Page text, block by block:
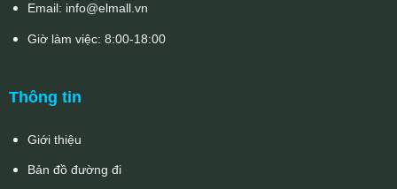
Email: info@elmall.vn
Giờ làm việc: 8:00-18:00
Thông tin
Giới thiệu
Bản đồ đường đi